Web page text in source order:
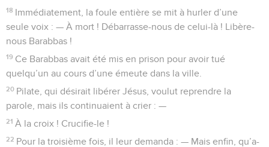
18 Immédiatement, la foule entière se mit à hurler d’une
seule voix : — À mort ! Débarrasse-nous de celui-là ! Libère-
nous Barabbas !
19 Ce Barabbas avait été mis en prison pour avoir tué
quelqu’un au cours d’une émeute dans la ville.
20 Pilate, qui désirait libérer Jésus, voulut reprendre la
parole, mais ils continuaient à crier : —
21 À la croix ! Crucifie-le !
22 Pour la troisième fois, il leur demanda : — Mais enfin, qu’a-